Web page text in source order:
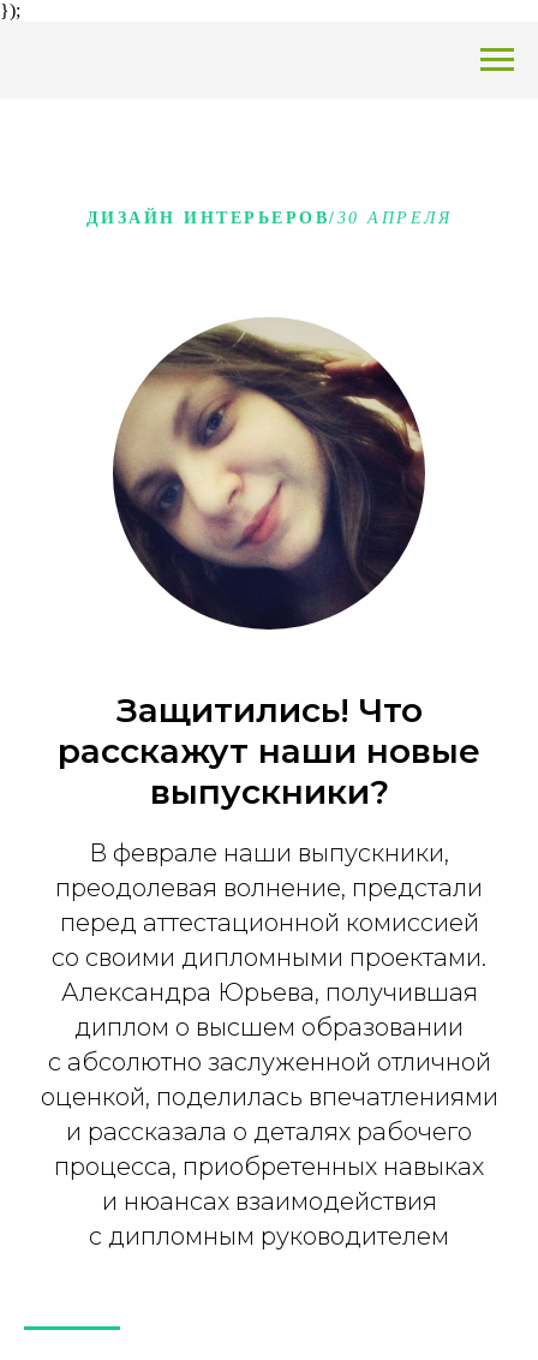
});
ДИЗАЙН ИНТЕРЬЕРО В/ 30 АПРЕЛЯ
Защитились! Что
расскажут наши новые
выпускники?
В феврале наши выпускники,
преодолевая волнение, предстали
перед аттестационной комиссией
со своими дипломными проектами.
Александра Юрьева, получившая
диплом о высшем образовании
с абсолютно заслуженной отличной
оценкой, поделилась впечатлениями
и рассказала о деталях рабочего
процесса, приобретенных навыках
и нюансах взаимодействия
с дипломным руководителем